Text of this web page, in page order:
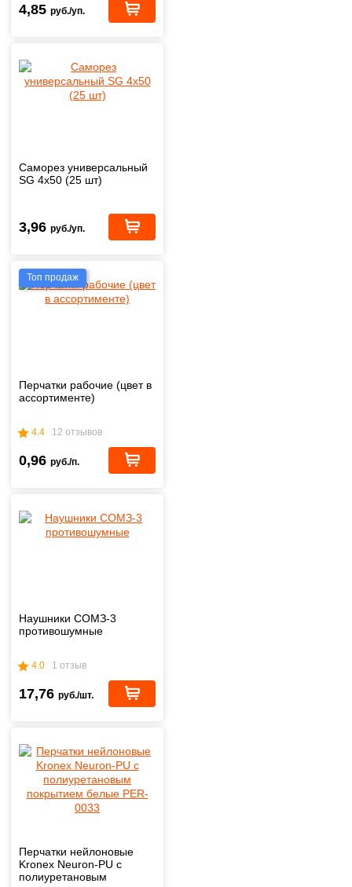
4,85 руб./уп.
Саморез универсальный
SG 4х50 (25 шт)
3,96 руб./уп.
Топ продаж
Перчатки рабочие (цвет в
ассортименте)
4.4 12 отзывов
0,96 руб./п.
Наушники СОМЗ-3
противошумные
4.0 1 отзыв
17,76 руб./шт.
Перчатки нейлоновые
Kronex Neuron-PU с
полиуретановым